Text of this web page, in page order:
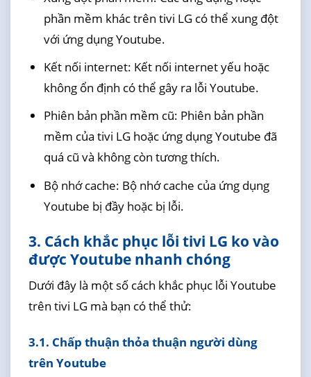
phần mềm khác trên tivi LG có thể xung đột
với ứng dụng Youtube.
Kết nối internet: Kết nối internet yếu hoặc
không ổn định có thể gây ra lỗi Youtube.
Phiên bản phần mềm cũ: Phiên bản phần
mềm của tivi LG hoặc ứng dụng Youtube đã
quá cũ và không còn tương thích.
Bộ nhớ cache: Bộ nhớ cache của ứng dụng
Youtube bị đầy hoặc bị lỗi.
3. Cách khắc phục lỗi tivi LG ko vào
được Youtube nhanh chóng
Dưới đây là một số cách khắc phục lỗi Youtube
trên tivi LG mà bạn có thể thử:
3.1. Chấp thuận thỏa thuận người dùng
trên Youtube